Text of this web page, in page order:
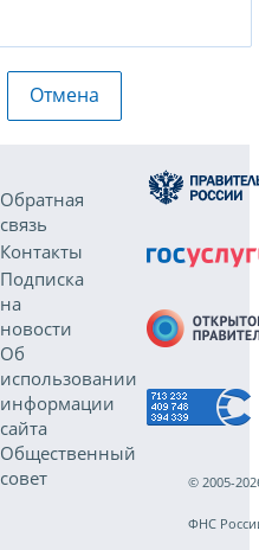
Отмена
Обратная
связь
Контакты
Подписка
на
новости
Об
использовании
информации
сайта
Общественный
совет
© 2005-
ФНС